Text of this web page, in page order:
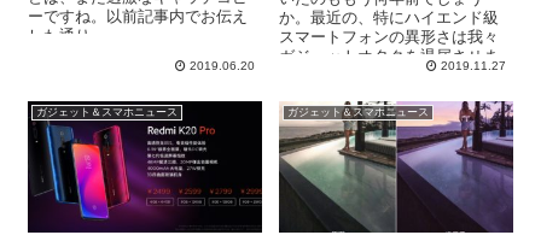
ーですね。以前記事内でお伝え
した通り...
2019.06.20
か。最近の、特にハイエンド級
スマートフォンの異形さは我々
ガジェットオタクを退屈させま
せん。 Xiaomiも、早くからポッ
2019.11.27
ガジェット＆スマホニュース ガジェット＆スマホニュース